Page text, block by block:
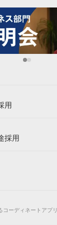
用
採用
コーディネートアプリ